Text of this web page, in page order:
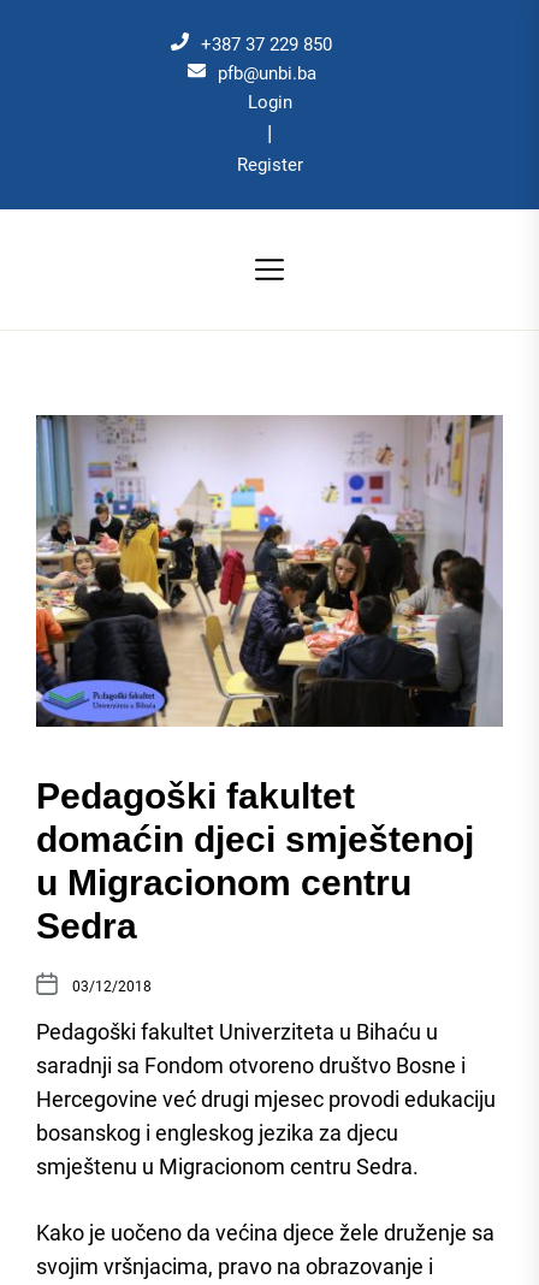
+387 37 229 850
pfb@unbi.ba
Login
|
Register
Pedagoški fakultet
domaćin djeci smještenoj
u Migracionom centru
Sedra
03/12/2018
Pedagoški fakultet Univerziteta u Bihaću u
saradnji sa Fondom otvoreno društvo Bosne i
Hercegovine već drugi mjesec provodi edukaciju
bosanskog i engleskog jezika za djecu
smještenu u Migracionom centru Sedra.
Kako je uočeno da većina djece žele druženje sa
svojim vršnjacima, pravo na obrazovanje i